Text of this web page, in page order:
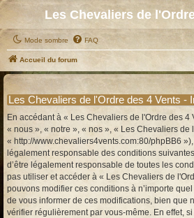
Les Chevaliers de
Mode sombre FAQ
Accueil du forum
Les Chevaliers de l'Ordre des 4 Vents -
En accédant à « Les Chevaliers de l'Ordre des 4
« nous », « notre », « nos », « Les Chevaliers de
« http://www.chevaliers4vents.com:80/phpBB6
légalement responsable des conditions
d’être légalement responsable de toutes les
pas utiliser et accéder à « Les Chevaliers de
pouvons modifier ces conditions à n’importe
de vous informer de ces modifications, bien que
vérifier régulièrement par vous-même. En effet,